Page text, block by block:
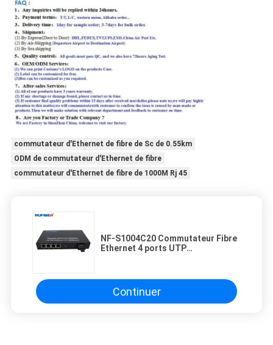
commutateur d'Ethernet de fibre de Sc de 0.55km
ODM de commutateur d'Ethernet de fibre
commutateur d'Ethernet de fibre de 1000M Rj 45
NF-S1004C20 Commutateur Fibre
Ethernet 4 ports UTP
UTP
Continuer